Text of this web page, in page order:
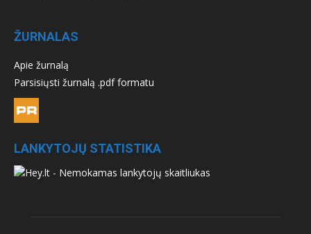
ŽURNALAS
Apie žurnalą
Parsisiųsti žurnalą .pdf formatu
LANKYTOJŲ STATISTIKA